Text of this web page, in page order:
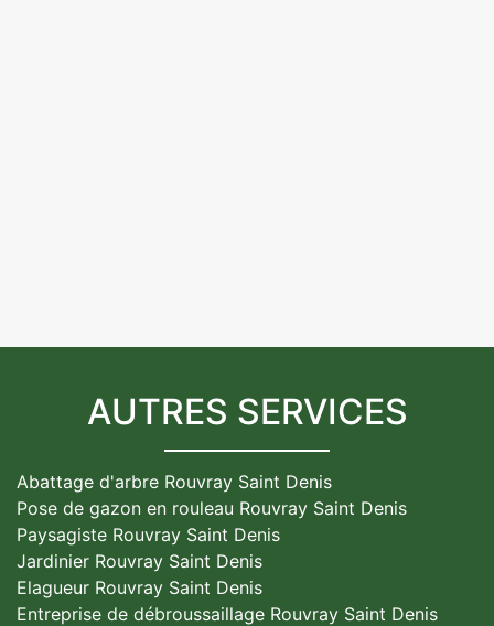
AUTRES SERVICES
Abattage d'arbre Rouvray Saint Denis
Pose de gazon en rouleau Rouvray Saint Denis
Paysagiste Rouvray Saint Denis
Jardinier Rouvray Saint Denis
Elagueur Rouvray Saint Denis
Entreprise de débroussaillage Rouvray Saint Denis